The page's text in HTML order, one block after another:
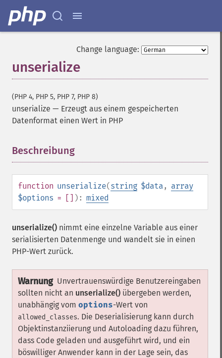
Change language:
unserialize
(PHP 4, PHP 5, PHP 7, PHP 8)
unserialize — Erzeugt aus einem gespeicherten
Datenformat einen Wert in PHP
Beschreibung
function unserialize(string $data, array
$options = [] ): mixed
unserialize() nimmt eine einzelne Variable aus einer
serialisierten Datenmenge und wandelt sie in einen
PHP-Wert zurück.
Warnung Unvertrauenswürdige Benutzereingaben
sollten nicht an unserialize() übergeben werden,
unabhängig vom options-Wert von
allowed_classes. Die Deserialisierung kann durch
Objektinstanziierung und Autoloading dazu führen,
dass Code geladen und ausgeführt wird, und ein
böswilliger Anwender kann in der Lage sein, das